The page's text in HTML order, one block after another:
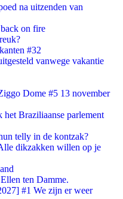
na uitzenden van
on fire
#32
vanwege vakantie
Dome #5 13 november
het Braziliaanse parlement
telly in de kontzak?
dikzakken willen op je
ten Damme.
#1 We zijn er weer